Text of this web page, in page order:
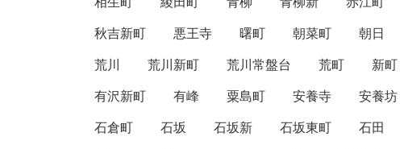
秋吉新町
悪王寺 曙町 朝菜町 朝日
荒川
荒川新町 荒川常盤台 荒町 新町
有沢新町
有峰 粟島町 安養寺 安養坊
石倉町
石坂 石坂新 石坂東町 石田